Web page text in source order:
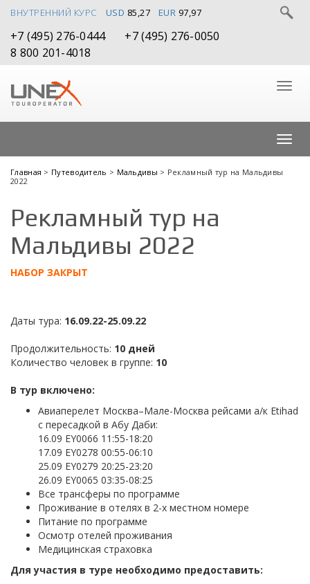
ВНУТРЕННИЙ КУРС USD 85,27 EUR 97,97
+7 (495) 276-0444
+7 (495) 276-0050
8 800 201-4018
Главная > Путеводитель > Мальдивы > Рекламный тур на Мальдивы
2022
Рекламный тур на
Мальдивы 2022
НАБОР ЗАКРЫТ
Даты тура: 16.09.22-25.09.22
Продолжительность: 10 дней
Количество человек в группе: 10
В тур включено:
Авиаперелет Москва–Мале-Москва рейсами а/к Etihad
с пересадкой в Абу Даби:
16.09 EY0066 11:55-18:20
17.09 EY0278 00:55-06:10
25.09 EY0279 20:25-23:20
26.09 EY0065 03:35-08:25
Все трансферы по программе
Проживание в отелях в 2-х местном номере
Питание по программе
Осмотр отелей проживания
Медицинская страховка
Для участия в туре необходимо предоставить: